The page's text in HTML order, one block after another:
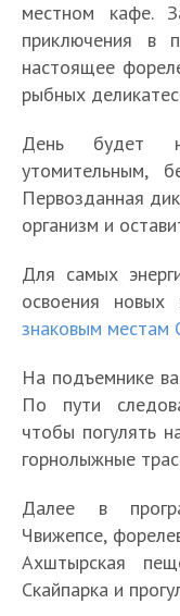
местном кафе.
приключения в
настоящее
рыбных
День будет
утомительным,
Первозданная
организм и
Для самых
освоения
знаковым местам
На подъемнике
По пути
чтобы погулять
горнолыжные
Далее в
Чвижепсе,
Ахштырская
Скайпарка и